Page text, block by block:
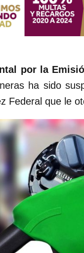
por la
ha sido
Federal que le